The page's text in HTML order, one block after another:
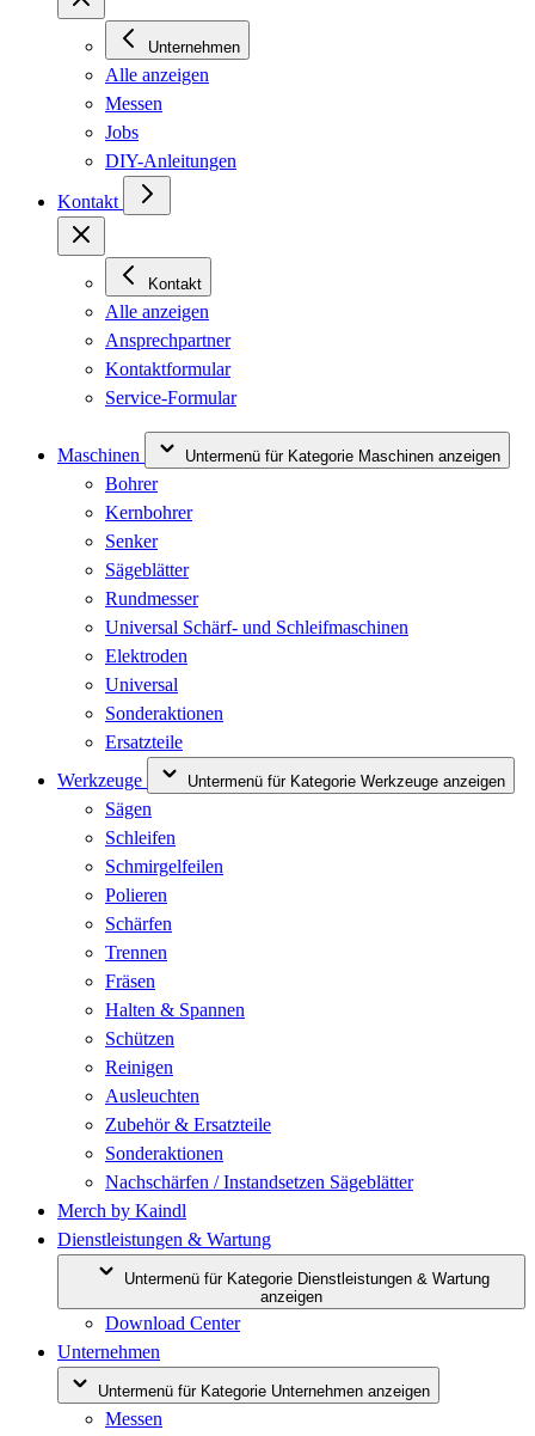
Unternehmen
Alle anzeigen
Messen
Jobs
DIY-Anleitungen
Kontakt
Kontakt
Alle anzeigen
Ansprechpartner
Kontaktformular
Service-Formular
Maschinen Untermenü für Kategorie Maschinen anzeigen
Bohrer
Kernbohrer
Senker
Sägeblätter
Rundmesser
Universal Schärf- und Schleifmaschinen
Elektroden
Universal
Sonderaktionen
Ersatzteile
Werkzeuge
Untermenü für Kategorie Werkzeuge anzeigen
Sägen
Schleifen
Schmirgelfeilen
Polieren
Schärfen
Trennen
Fräsen
Halten & Spannen
Schützen
Reinigen
Ausleuchten
Zubehör & Ersatzteile
Sonderaktionen
Nachschärfen / Instandsetzen Sägeblätter
Merch by Kaindl
Dienstleistungen & Wartung
Untermenü für Kategorie Dienstleistungen & Wartung
anzeigen
Download Center
Unternehmen
Untermenü für Kategorie Unternehmen anzeigen
Messen